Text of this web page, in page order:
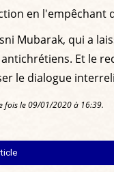
en
Mubarak, qui a
Et le
le dialogue
fois le 09/01/2020 à 16:39.